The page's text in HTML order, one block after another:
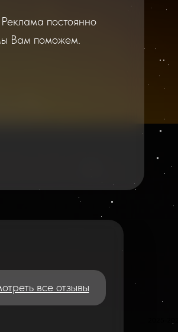
постоянно
Вам поможем.
все отзывы